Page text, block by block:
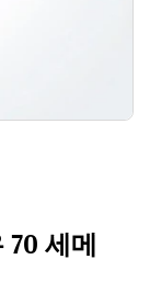
70 세메